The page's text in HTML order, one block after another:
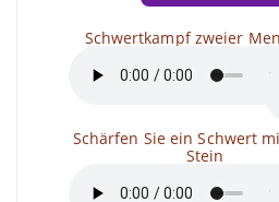
Schwertkampf zweier
Schärfen Sie ein Schwert
Stein